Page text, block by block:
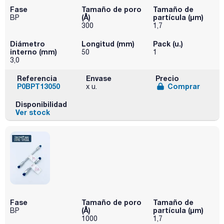
Fase
BP
Tamaño de poro
(Å)
300
Tamaño de
partícula (μm)
1,7
Diámetro
interno (mm)
3,0
Longitud (mm)
50
Pack (u.)
1
Referencia
P0BPT13050
Envase
x u.
Precio
Comprar
Disponibilidad
Ver stock
Fase
BP
Tamaño de poro
(Å)
1000
Tamaño de
partícula (μm)
1,7